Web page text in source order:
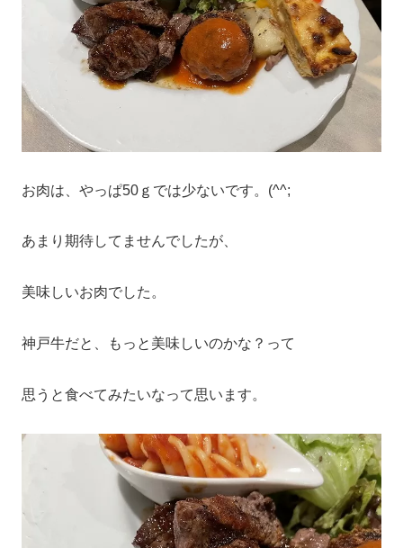
お肉は、やっぱ50ｇでは少ないです。(^^;
あまり期待してませんでしたが、
美味しいお肉でした。
神戸牛だと、もっと美味しいのかな？って
思うと食べてみたいなって思います。